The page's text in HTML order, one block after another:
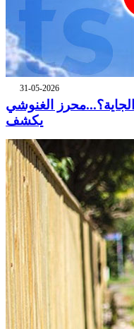
31-05-2026
الغنوشي
يكشف